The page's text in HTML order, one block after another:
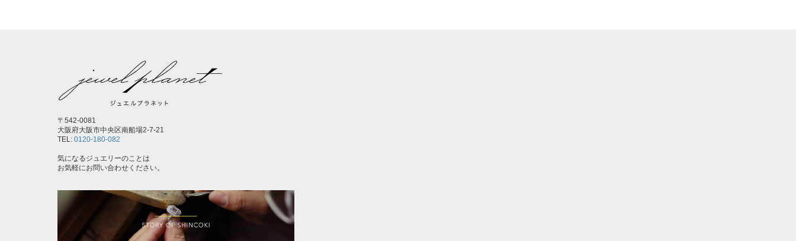
〒542-0081
大阪府大阪市中央区南船場2-7-21
TEL: 0120-180-082
気になるジュエリーのことは
お気軽にお問い合わせください。